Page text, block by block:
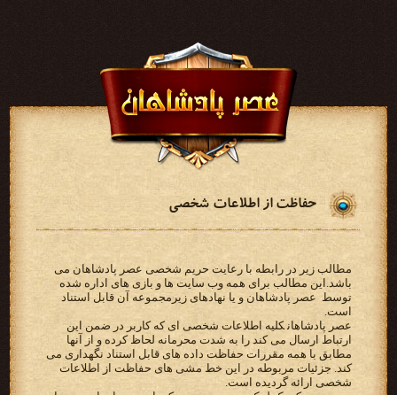
حفاظت از اطلاعات شخصی
مطالب زیر در رابطه با رعایت حریم شخصی عصر پادشاهان می
باشد.‫این مطالب برای همه وب سایت ها و بازی‬ ‫های اداره شده
توسط ‪ عصر پادشاهان ‬و یا نهادهای زیرمجموعه آن قابل استناد
است‬.
‫‪ عصر پادشاهان‬کلیه اطلاعات شخصی ای که کاربر در ضمن این
‫مطابق با همه مقررات حفاظت داده های قابل استناد نگهداری می
کند. جزئیات مربوطه در این خط مشی های حفاظت از‬ ‫اطلاعات
شخصی ارائه گردیده است.‬